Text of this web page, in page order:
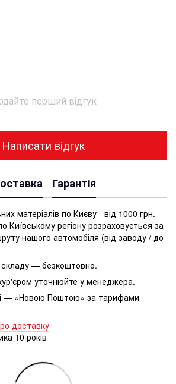
перший відгук
Написати відгук
Гарантія
матеріалів по Києву - від 1000 грн.
Київському регіону розраховується за
нашого автомобіля (від заводу / до
— безкоштовно.
уточнюйте у менеджера.
— «Новою Поштою» за тарифами
доставку
10 років